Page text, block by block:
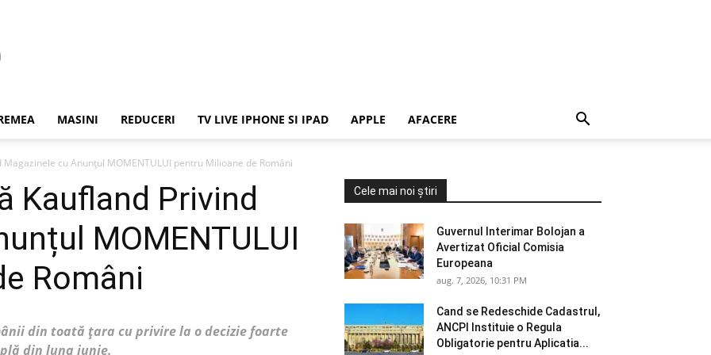
MASINI REDUCERI TV LIVE IPHONE SI IPAD APPLE AFACERE
cu Anunțul MOMENTULUI pentru Milioane de Români
Kaufland Privind
MOMENTULUI
Români
din toată țara cu privire la o decizie foarte
din luna iunie.
Cele mai noi știri
Guvernul Interimar Bolojan a
Avertizat Oficial Comisia
Europeana
aug. 7, 2026, 10:31 PM
Cand se Redeschide Cadastrul,
ANCPI Instituie o Regula
Obligatorie pentru Aplicatia...